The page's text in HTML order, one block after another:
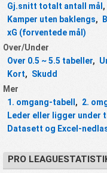
Gj.snitt totalt antall mål ,
Kamper uten baklengs,
xG (forventede mål)
Over/Under
Over 0.5 ~ 5.5 tabeller,
Kort, Skudd
Mer
1. omgang-tabell , 2.
Leder eller ligger under
Datasett og Excel-
PRO